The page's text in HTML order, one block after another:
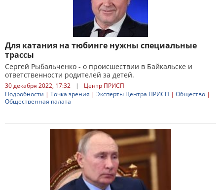
Для катания на тюбинге нужны специальные
трассы
Сергей Рыбальченко - о происшествии в Байкальске и
ответственности родителей за детей.
30 декабря 2022, 17:32 |
Центр ПРИСП
Подробности | Точка зрения | Эксперты Центра ПРИСП | Общество |
Общественная палата